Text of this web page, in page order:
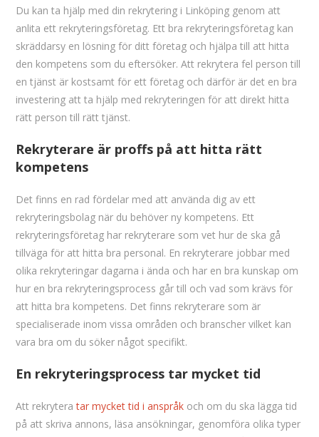
Du kan ta hjälp med din rekrytering i Linköping genom att
anlita ett rekryteringsföretag. Ett bra rekryteringsföretag kan
skräddarsy en lösning för ditt företag och hjälpa till att hitta
den kompetens som du eftersöker. Att rekrytera fel person till
en tjänst är kostsamt för ett företag och därför är det en bra
investering att ta hjälp med rekryteringen för att direkt hitta
rätt person till rätt tjänst.
Rekryterare är proffs på att hitta rätt
kompetens
Det finns en rad fördelar med att använda dig av ett
rekryteringsbolag när du behöver ny kompetens. Ett
rekryteringsföretag har rekryterare som vet hur de ska gå
tillväga för att hitta bra personal. En rekryterare jobbar med
olika rekryteringar dagarna i ända och har en bra kunskap om
hur en bra rekryteringsprocess går till och vad som krävs för
att hitta bra kompetens. Det finns rekryterare som är
specialiserade inom vissa områden och branscher vilket kan
vara bra om du söker något specifikt.
En rekryteringsprocess tar mycket tid
Att rekryteratar mycket tid i anspråk och om du ska lägga tid
på att skriva annons, läsa ansökningar, genomföra olika typer